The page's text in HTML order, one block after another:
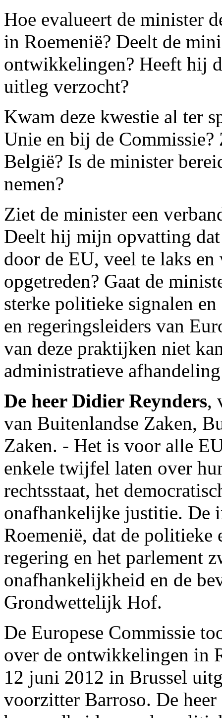
Hoe evalueert de minister
in Roemenië? Deelt de
ontwikkelingen? Heeft hij
uitleg verzocht?
Kwam deze kwestie al ter
Unie en bij de
België? Is de minister
nemen?
Ziet de minister een
Deelt hij mijn opvatting
door de EU, veel te laks
opgetreden? Gaat de
sterke politieke signalen
en regeringsleiders van
van deze praktijken niet
administratieve
De heer Didier Reynders,
van Buitenlandse Zaken,
Zaken. - Het is voor alle
enkele twijfel laten over
rechtsstaat, het
onafhankelijke justitie. De
Roemenië, dat de politieke
regering en het parlement
onafhankelijkheid en de
Grondwettelijk Hof.
De Europese Commissie
over de ontwikkelingen in
12 juni 2012 in Brussel
voorzitter Barroso. De